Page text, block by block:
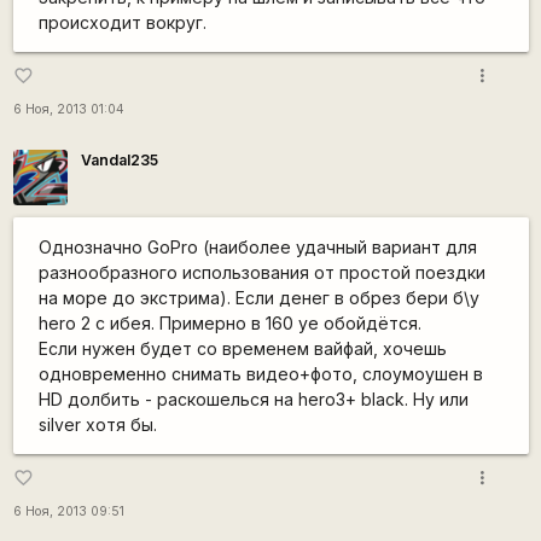
происходит вокруг.
favorite_border
6 Ноя, 2013 01:04
more_vert
Vandal235
Однозначно GoPro (наиболее удачный вариант для
разнообразного использования от простой поездки
на море до экстрима). Если денег в обрез бери б\у
hero 2 с ибея. Примерно в 160 уе обойдётся.
Если нужен будет со временем вайфай, хочешь
одновременно снимать видео+фото, слоумоушен в
HD долбить - раскошелься на hero3+ black. Ну или
silver хотя бы.
favorite_border
6 Ноя, 2013 09:51
more_vert